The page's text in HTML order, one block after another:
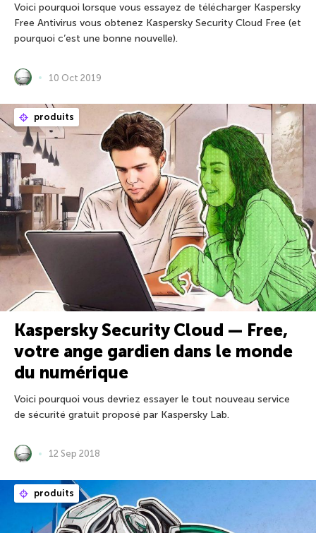
Voici pourquoi lorsque vous essayez de télécharger Kaspersky
Free Antivirus vous obtenez Kaspersky Security Cloud Free (et
pourquoi c’est une bonne nouvelle).
10 Oct 2019
produits
Kaspersky Security Cloud — Free,
votre ange gardien dans le monde
du numérique
Voici pourquoi vous devriez essayer le tout nouveau service
de sécurité gratuit proposé par Kaspersky Lab.
12 Sep 2018
produits